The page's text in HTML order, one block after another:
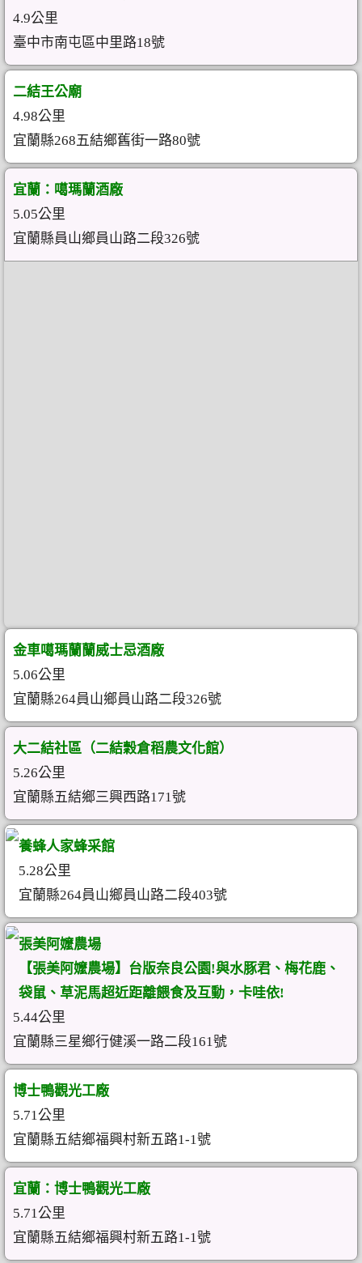
4.9公里
臺中市南屯區中里路18號
二結王公廟
4.98公里
宜蘭縣268五結鄉舊街一路80號
宜蘭：噶瑪蘭酒廠
5.05公里
宜蘭縣員山鄉員山路二段326號
金車噶瑪蘭蘭威士忌酒廠
5.06公里
宜蘭縣264員山鄉員山路二段326號
大二結社區（二結穀倉稻農文化館）
5.26公里
宜蘭縣五結鄉三興西路171號
養蜂人家蜂采館
5.28公里
宜蘭縣264員山鄉員山路二段403號
張美阿嬤農場
【張美阿嬤農場】台版奈良公園!與水豚君、梅花鹿、
袋鼠、草泥馬超近距離餵食及互動，卡哇依!
5.44公里
宜蘭縣三星鄉行健溪一路二段161號
博士鴨觀光工廠
5.71公里
宜蘭縣五結鄉福興村新五路1-1號
宜蘭：博士鴨觀光工廠
5.71公里
宜蘭縣五結鄉福興村新五路1-1號